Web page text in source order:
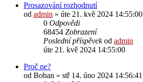
Prosazování rozhodnutí
od admin » úte 21. kvě 2024 14:55:00
0 Odpovědi
68454 Zobrazení
Poslední příspěvekod admin
úte 21. kvě 2024 14:55:00
Proč ne?
od Boban » stř 14. úno 2024 14:56:41